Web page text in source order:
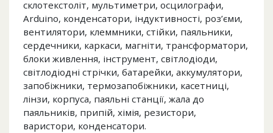
склотекстоліт, мультиметри, осцилографи,
Arduino, конденсатори, індуктивності, роз’єми,
вентилятори, клеммники, стійки, паяльники,
сердечники, каркаси, магніти, трансформатори,
блоки живлення, інструмент, світлодіоди,
світлодіодні стрічки, батарейки, аккумулятори,
запобіжники, термозапобіжники, касетниці,
лінзи, корпуса, паяльні станції, жала до
паяльників, припій, хімія, резистори,
варистори, конденсатори.